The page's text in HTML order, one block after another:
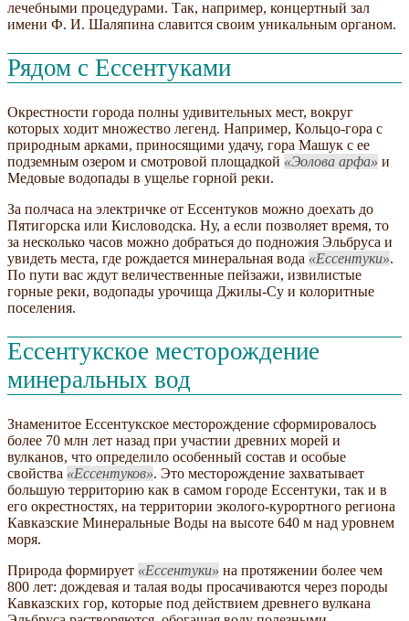
лечебными процедурами. Так, например, концертный зал
имени Ф. И. Шаляпина славится своим уникальным органом.
Рядом с Ессентуками
Окрестности города полны удивительных мест, вокруг
которых ходит множество легенд. Например, Кольцо-гора с
природным арками, приносящими удачу, гора Машук с ее
подземным озером и смотровой площадкой
Эолова арфа
и
Медовые водопады в ущелье горной реки.
За полчаса на электричке от Ессентуков можно доехать до
Пятигорска или Кисловодска. Ну, а если позволяет время, то
за несколько часов можно добраться до подножия Эльбруса и
увидеть места, где рождается минеральная вода
Ессентуки .
По пути вас ждут величественные пейзажи, извилистые
горные реки, водопады урочища Джилы-Су и колоритные
поселения.
Ессентукское месторождение
минеральных вод
Знаменитое Ессентукское месторождение сформировалось
более 70 млн лет назад при участии древних морей и
вулканов, что определило особенный состав и особые
свойства
Ессентуков . Это месторождение захватывает
большую территорию как в самом городе Ессентуки, так и в
его окрестностях, на территории эколого-курортного региона
Кавказские Минеральные Воды на высоте 640 м над уровнем
моря.
Природа формирует
Ессентуки
на протяжении более чем
800 лет: дождевая и талая воды просачиваются через породы
Кавказских гор, которые под действием древнего вулкана